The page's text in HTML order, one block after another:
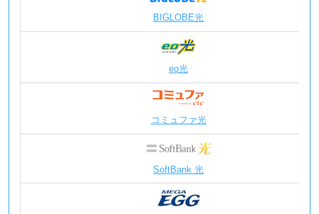
BIGLOBE光
eo光
コミュファ光
SoftBank 光